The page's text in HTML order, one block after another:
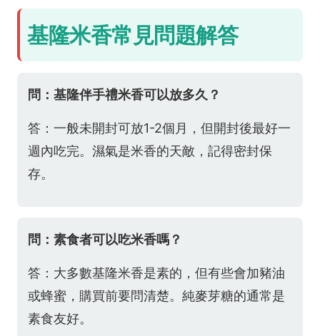
基隆米香常見問題解答
問：基隆伴手禮米香可以放多久？
答：一般未開封可放1-2個月，但開封後最好一
週內吃完。濕氣是米香的天敵，記得密封保
存。
問：素食者可以吃米香嗎？
答：大多數基隆米香是素的，但有些會加豬油
或蜂蜜，購買前要問清楚。純麥芽糖的通常是
素食友好。